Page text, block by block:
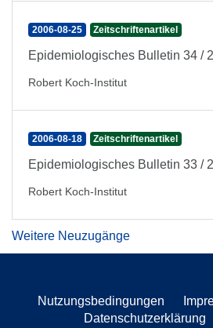
2006-08-25 Zeitschriftenartikel
Epidemiologisches Bulletin 34 /
Robert Koch-Institut
2006-08-18 Zeitschriftenartikel
Epidemiologisches Bulletin 33 /
Robert Koch-Institut
Weitere Neuzugänge
Nutzungsbedingungen
Datenschutzerklärung